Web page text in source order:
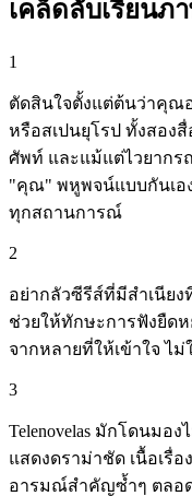
เคล็ดลับเรียนภ
1
ตัดสินใจตั้งแต่ต้นว่าคุณ
หรือสเปนยุโรป ทั้งสองสื่
ศัพท์ และแม้แต่ไวยากร
"คุณ" พหูพจน์แบบกันเอง
ทุกสถานการณ์
2
อย่ากลัวซีรีส์ที่มีสำเนียง
ช่วยให้ทักษะการฟังยืด
จากหลายที่ให้เข้าใจ ไม่
3
Telenovelas มักโดนมอ
แสดงดราม่าชัด เนื้อเรื่
อารมณ์สำคัญซ้ำๆ ตลอ